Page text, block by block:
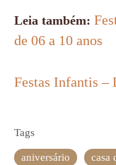
Leia também:
de 06 a 10 anos
Festas Infantis –
Tags
aniversário casa